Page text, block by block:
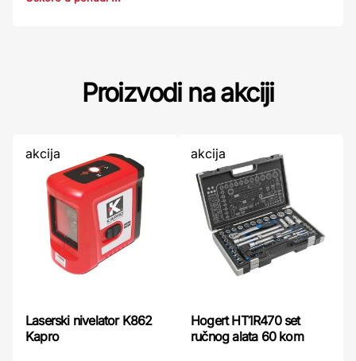
Proizvodi na akciji
akcija
Laserski nivelator K862
Kapro
akcija
Hogert HT1R470 set
ručnog alata 60 kom